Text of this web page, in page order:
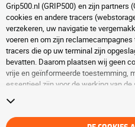
Grip500.nl (GRIP500) en zijn
cookies en andere tracers
verzekeren, uw navigatie te
voeren en om zijn
tracers die op uw terminal zijn
bevatten. Daarom plaatsen wij geen
vrije en geïnformeerde toestemming,
essentieel zijn voor de werking van
pagina over
verder te surfen zonder het